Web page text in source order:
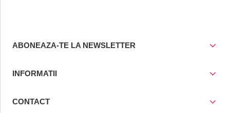
ABONEAZA-TE LA NEWSLETTER
INFORMATII
CONTACT